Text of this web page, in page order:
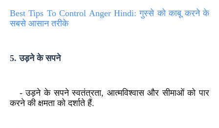
Best Tips To Control Anger Hindi: गुस्से को काबू करने के
सबसे आसान तरीके
5. उड़ने के सपने
- उड़ने के सपने स्वतंत्रता, आत्मविश्वास और सीमाओं को पार
करने की क्षमता को दर्शाते हैं.